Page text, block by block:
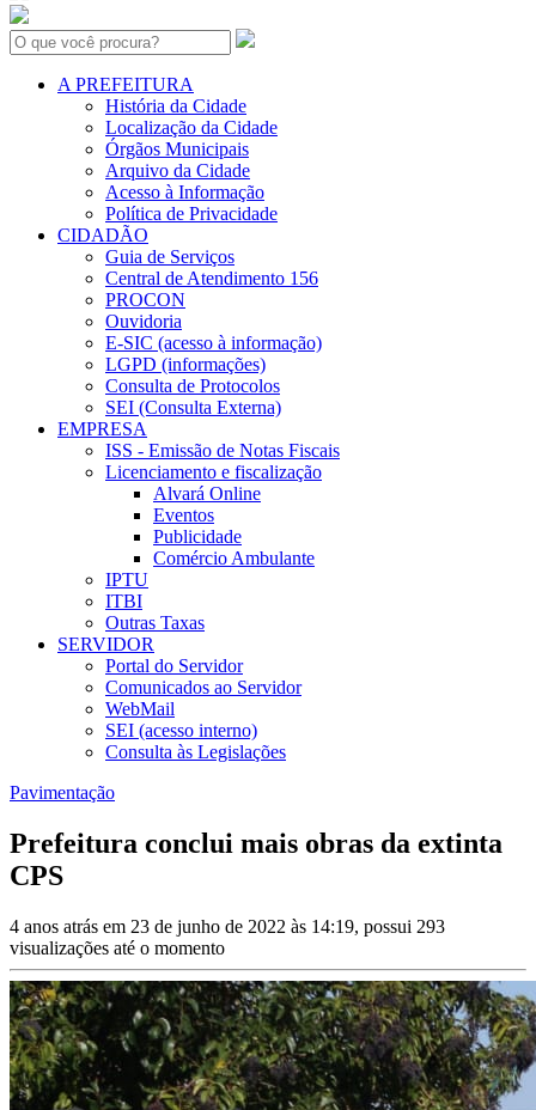
Search:
A PREFEITURA
História da Cidade
Localização da Cidade
Órgãos Municipais
Arquivo da Cidade
Acesso à Informação
Política de Privacidade
CIDADÃO
Guia de Serviços
Central de Atendimento 156
PROCON
Ouvidoria
E-SIC (acesso à informação)
LGPD (informações)
Consulta de Protocolos
SEI (Consulta Externa)
EMPRESA
ISS - Emissão de Notas Fiscais
Licenciamento e fiscalização
Alvará Online
Eventos
Publicidade
Comércio Ambulante
IPTU
ITBI
Outras Taxas
SERVIDOR
Portal do Servidor
Comunicados ao Servidor
WebMail
SEI (acesso interno)
Consulta às Legislações
Pavimentação
Prefeitura conclui mais obras da extinta
CPS
4 anos atrás em 23 de junho de 2022 às 14:19, possui 293
visualizações até o momento